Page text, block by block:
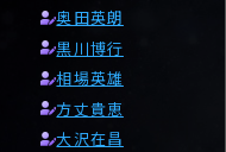
奥田英朗
黒川博行
相場英雄
方丈貴恵
大沢在昌